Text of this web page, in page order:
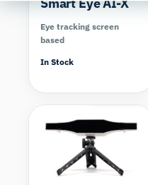
Smart Eye AI-X
Eye tracking screen
based
In Stock
Compare